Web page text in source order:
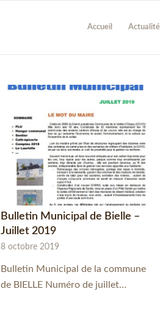
Accueil
Bulletin Municipal de Bielle –
Juillet 2019
8 octobre 2019
Bulletin Municipal de la commune
de BIELLE Numéro de juillet…